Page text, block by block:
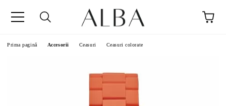
Prima pagină Accesorii Ceasuri Ceasuri colorate